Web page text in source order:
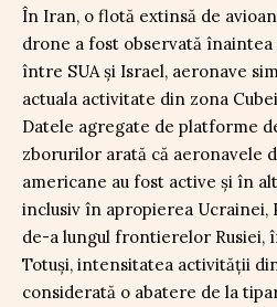
În Iran, o flotă extinsă de
drone a fost observată
între SUA și Israel, aeronave
actuala activitate din zona
Datele agregate de platforme
zborurilor arată că aeronavele
americane au fost active și în
inclusiv în apropierea Ucrainei,
de-a lungul frontierelor Rusiei,
Totuși, intensitatea activității
considerată o abatere de la